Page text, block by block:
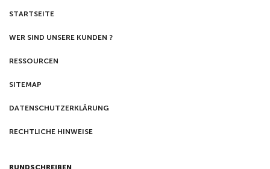
STARTSEITE
WER SIND UNSERE KUNDEN ?
RESSOURCEN
SITEMAP
DATENSCHUTZERKLÄRUNG
RECHTLICHE HINWEISE
RUNDSCHREIBEN